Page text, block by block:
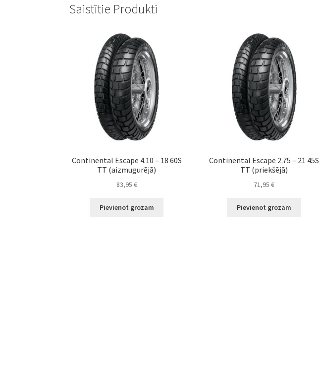
Saistītie Produkti
Continental Escape 4.10 – 18 60S
TT (aizmugurējā)
83,95 €
Pievienot grozam
Continental Escape 2.75 – 21 45S
TT (priekšējā)
71,95€
Pievienot grozam